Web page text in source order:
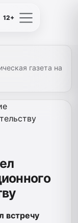
12+
газета на
встречу